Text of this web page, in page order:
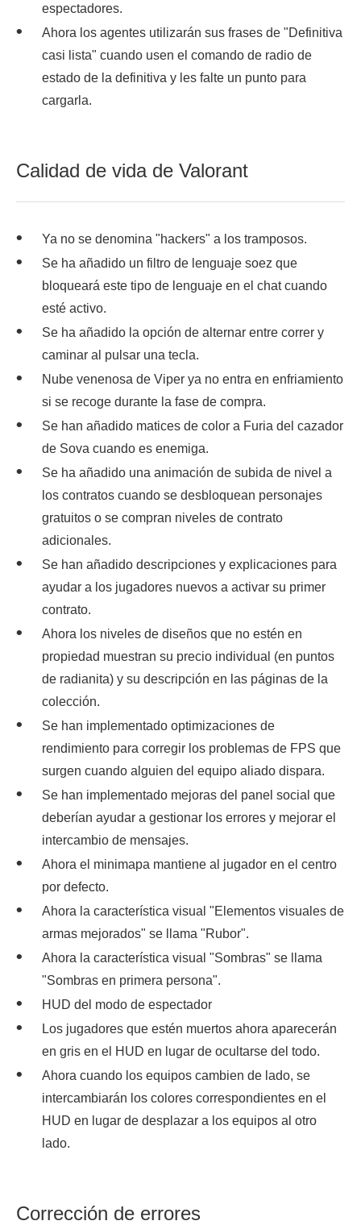
espectadores.
Ahora los agentes utilizarán sus frases de "Definitiva
casi lista" cuando usen el comando de radio de
estado de la definitiva y les falte un punto para
cargarla.
Calidad de vida de Valorant
Ya no se denomina "hackers" a los tramposos.
Se ha añadido un filtro de lenguaje soez que
bloqueará este tipo de lenguaje en el chat cuando
esté activo.
Se ha añadido la opción de alternar entre correr y
caminar al pulsar una tecla.
Nube venenosa de Viper ya no entra en enfriamiento
si se recoge durante la fase de compra.
Se han añadido matices de color a Furia del cazador
de Sova cuando es enemiga.
Se ha añadido una animación de subida de nivel a
los contratos cuando se desbloquean personajes
gratuitos o se compran niveles de contrato
adicionales.
Se han añadido descripciones y explicaciones para
ayudar a los jugadores nuevos a activar su primer
contrato.
Ahora los niveles de diseños que no estén en
propiedad muestran su precio individual (en puntos
de radianita) y su descripción en las páginas de la
colección.
Se han implementado optimizaciones de
rendimiento para corregir los problemas de FPS que
surgen cuando alguien del equipo aliado dispara.
Se han implementado mejoras del panel social que
deberían ayudar a gestionar los errores y mejorar el
intercambio de mensajes.
Ahora el minimapa mantiene al jugador en el centro
por defecto.
Ahora la característica visual "Elementos visuales de
armas mejorados" se llama "Rubor".
Ahora la característica visual "Sombras" se llama
"Sombras en primera persona".
HUD del modo de espectador
Los jugadores que estén muertos ahora aparecerán
en gris en el HUD en lugar de ocultarse del todo.
Ahora cuando los equipos cambien de lado, se
intercambiarán los colores correspondientes en el
HUD en lugar de desplazar a los equipos al otro
lado.
Corrección de errores